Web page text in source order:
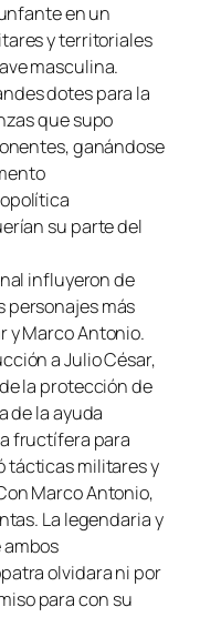
en un
y territoriales
masculina.
dotes para la
que supo
ganándose
su parte del
influyeron de
personajes más
y Marco Antonio.
a Julio César,
la protección de
de la ayuda
fructífera para
tácticas militares y
Marco Antonio,
La legendaria y
olvidara ni por
para con su